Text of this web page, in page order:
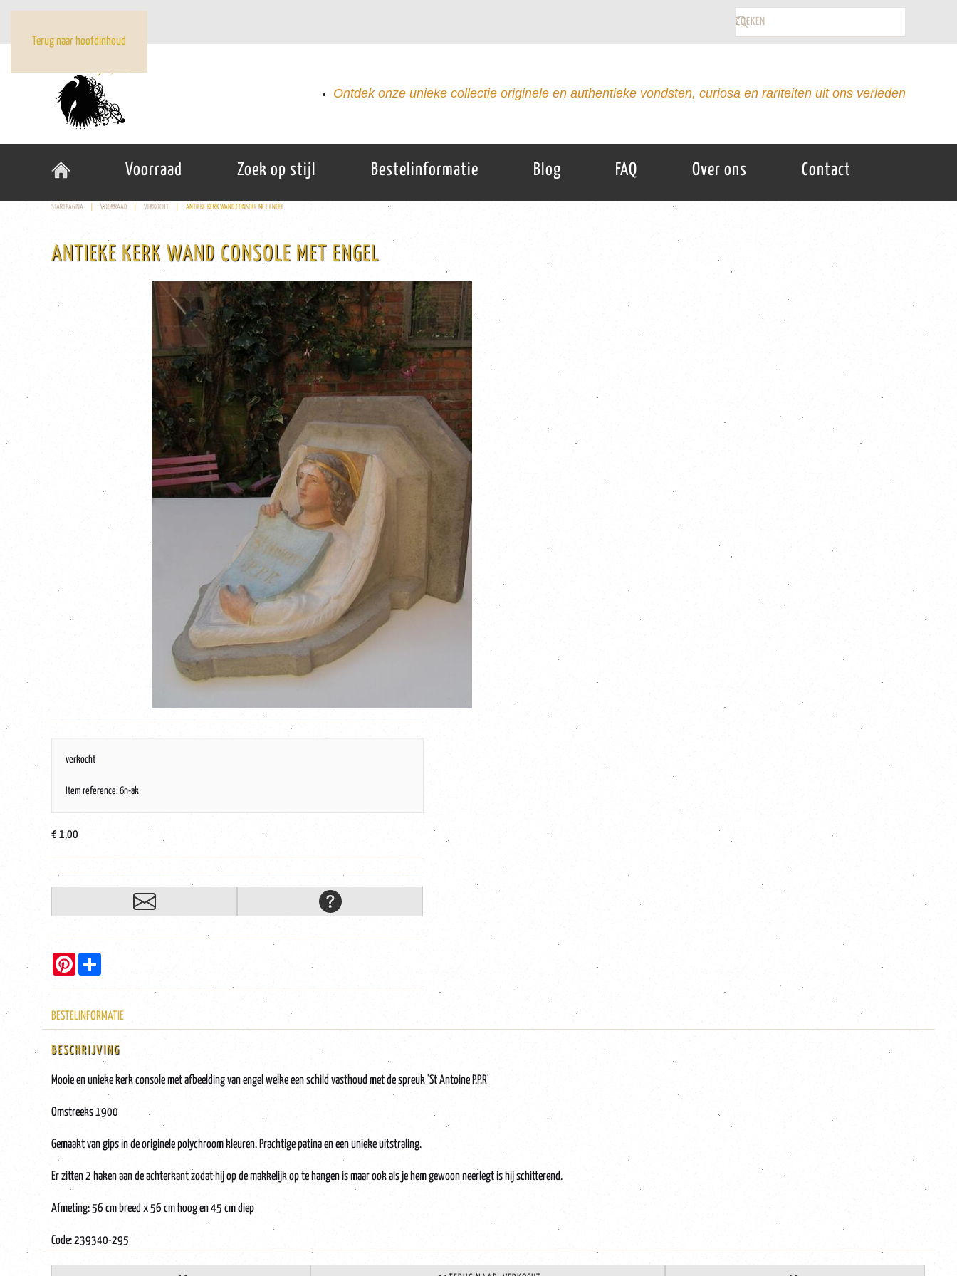
Terug naar hoofdinhoud
Ontdek onze unieke collectie originele en authentieke vondsten, curiosa en rariteiten uit ons verleden
Voorraad Zoek op stijl Bestelinformatie Blog FAQ Over ons Contact
STARTPAGINA VOORRAAD VERKOCHT ANTIEKE KERK WAND CONSOLE MET ENGEL
ANTIEKE KERK WAND CONSOLE MET ENGEL
verkocht
Item reference: 6n-ak
€ 1,00
Pinterest
BESTELINFORMATIE
BESCHRIJVING
Mooie en unieke kerk console met afbeelding van engel welke een schild vasthoud met de spreuk 'St Antoine P.P.R'
Omstreeks 1900
Gemaakt van gips in de originele polychroom kleuren. Prachtige patina en een unieke uitstraling.
Er zitten 2 haken aan de achterkant zodat hij op de makkelijk op te hangen is maar ook als je hem gewoon neerlegt is hij schitterend.
Afmeting: 56 cm breed x 56 cm hoog en 45 cm diep
Code: 239340-295